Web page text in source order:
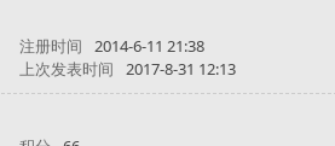
注册时间 2014-6-11 21:38
上次发表时间 2017-8-31 12:13